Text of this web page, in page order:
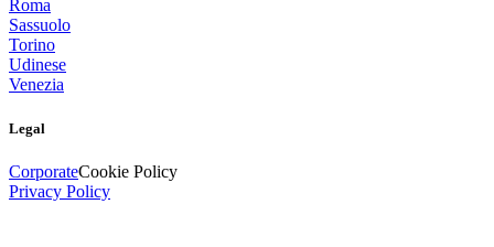
Roma
Sassuolo
Torino
Udinese
Venezia
Legal
CorporateCookie Policy
Privacy Policy